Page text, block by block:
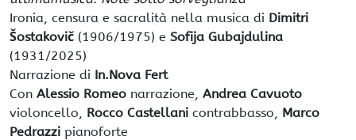
Ironia, censura e sacralità nella musica di Dimitri
Šostakovič (1906/1975) e Sofija Gubajdulina
(1931/2025)
Narrazione di In.Nova Fert
Con Alessio Romeo narrazione, Andrea Cavuoto
violoncello, Rocco Castellani contrabbasso, Marco
Pedrazzi pianoforte